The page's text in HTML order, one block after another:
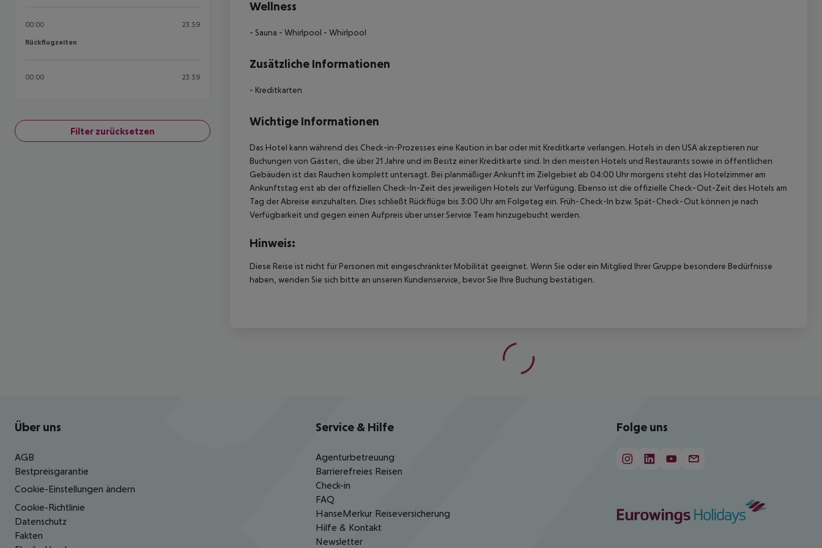
00:00 23:59
Rückflugzeiten
Rückflugzeiten
00:00 23:59
Filter zurücksetzen
Wellness
- Sauna - Whirlpool - Whirlpool
Zusätzliche Informationen
- Kreditkarten
Wichtige Informationen
Das Hotel kann während des Check-in-Prozesses eine Kaution in bar oder mit Kreditkarte verlangen. Hotels in den USA akzeptieren nur
Buchungen von Gästen, die über 21 Jahre und im Besitz einer Kreditkarte sind. In den meisten Hotels und Restaurants sowie in öffentlichen
Gebäuden ist das Rauchen komplett untersagt. Bei planmäßiger Ankunft im Zielgebiet ab 04:00 Uhr morgens steht das Hotelzimmer am
Ankunftstag erst ab der offiziellen Check-In-Zeit des jeweiligen Hotels zur Verfügung. Ebenso ist die offizielle Check-Out-Zeit des Hotels am
Tag der Abreise einzuhalten. Dies schließt Rückflüge bis 3:00 Uhr am Folgetag ein. Früh-Check-In bzw. Spät-Check-Out können je nach
Verfügbarkeit und gegen einen Aufpreis über unser Service Team hinzugebucht werden.
Hinweis:
Diese Reise ist nicht für Personen mit eingeschränkter Mobilität geeignet. Wenn Sie oder ein Mitglied Ihrer Gruppe besondere Bedürfnisse
haben, wenden Sie sich bitte an unseren Kundenservice, bevor Sie Ihre Buchung bestätigen.
Footer navigation
Über uns
AGB
Bestpreisgarantie
Cookie-Einstellungen ändern
Cookie-Richtlinie
Datenschutz
Fakten
Service & Hilfe
Agenturbetreuung
Barrierefreies Reisen
Check-in
FAQ
HanseMerkur Reiseversicherung
Hilfe & Kontakt
Newsletter
Folge uns